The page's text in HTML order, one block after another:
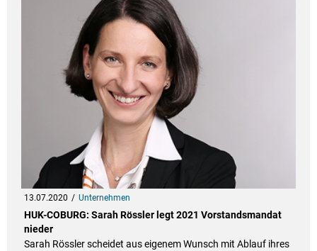
13.07.2020 Unternehmen
HUK-COBURG: Sarah Rössler legt 2021 Vorstandsmandat
nieder
Sarah Rössler scheidet aus eigenem Wunsch mit Ablauf ihres